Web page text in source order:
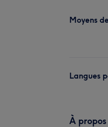
Moyens
Langues
À propos